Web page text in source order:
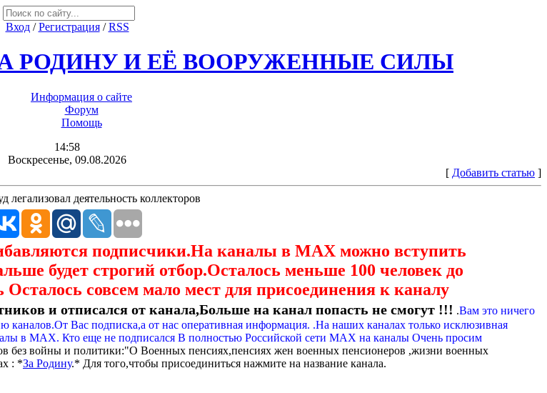
Вход/Регистрация/RSS
РОДИНУ И ЕЁ ВООРУЖЕННЫЕ СИЛЫ
Информация о сайте
Форум
Помощь
14:58
Воскресенье, 09.08.2026
[ Добавить статью ]
легализовал деятельность коллекторов
подписчики.На каналы в МАХ можно вступить
будет строгий отбор.Осталось меньше 100 человек до
совсем мало мест для присоединения к каналу
и отписался от канала,Больше на канал попасть не смогут !!! .Вам это ничего
Вас подписка,а от нас оперативная информация. .На наших каналах только исклюзивная
в МАХ. Кто еще не подписался В полностью Российской сети МАХ на каналы Очень просим
без войны и политики:"О Военных пенсиях,пенсиях жен военных пенсионеров ,жизни военных
: *За Родину.* Для того,чтобы присоединиться нажмите на название канала.